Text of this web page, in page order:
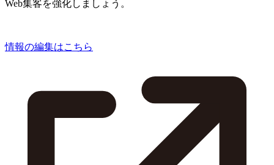
Web集客を強化しましょう。
情報の編集はこちら